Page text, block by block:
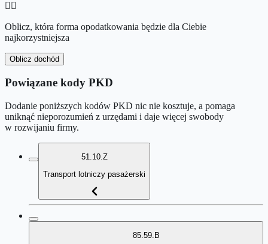
👉🏻
Oblicz, która forma opodatkowania będzie dla Ciebie
najkorzystniejsza
Oblicz dochód
Powiązane kody PKD
Dodanie poniższych kodów PKD nic nie kosztuje, a pomaga
uniknąć nieporozumień z urzędami i daje więcej swobody
w rozwijaniu firmy.
51.10.Z
Transport lotniczy pasażerski
85.59.B